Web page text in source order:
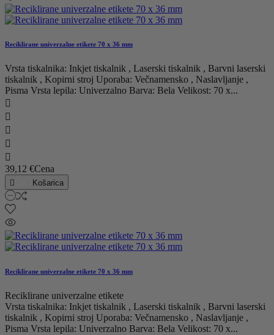
Reciklirane univerzalne etikete 70 x 36 mm
Vrsta tiskalnika: Inkjet tiskalnik , Laserski tiskalnik , Barvni laserski
tiskalnik , Kopirni stroj Uporaba: Večnamensko , Naslavljanje ,
Pisma Vrsta lepila: Univerzalno Barva: Bela Velikost: 70 x...





39,12 €Cena
 Košarica
Reciklirane univerzalne etikete 70 x 36 mm
Reciklirane univerzalne etikete
Vrsta tiskalnika: Inkjet tiskalnik , Laserski tiskalnik , Barvni laserski
tiskalnik , Kopirni stroj Uporaba: Večnamensko , Naslavljanje ,
Pisma Vrsta lepila: Univerzalno Barva: Bela Velikost: 70 x...